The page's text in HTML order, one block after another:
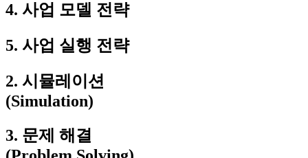
4. 사업 모델 전략
5. 사업 실행 전략
2. 시뮬레이션
(Simulation)
3. 문제 해결